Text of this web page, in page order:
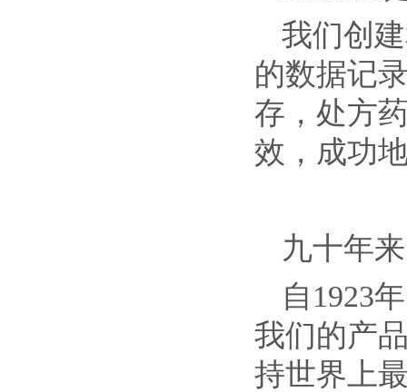
我们创
的数据记
存，处方
效，成功
九十年
自1923
我们的产
持世界上